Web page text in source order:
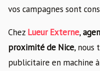
vos campagnes sont
Chez Lueur Externe,
proximité de Nice, nous
publicitaire en machine